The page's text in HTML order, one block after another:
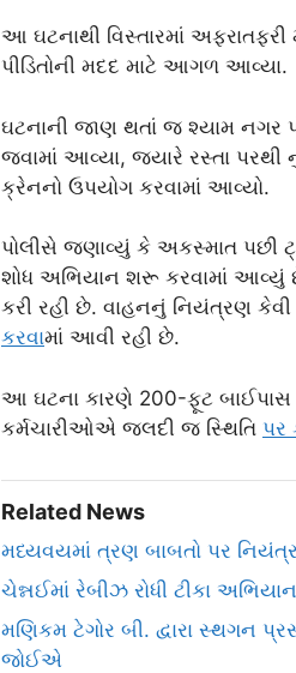
આ ઘટનાથી વિસ્તારમાં અફરાતફરી
પીડિતોની મદદ માટે આગળ આવ્યા.
ઘટનાની જાણ થતાં જ શ્યામ નગર
જવામાં આવ્યા, જ્યારે રસ્તા પરથી
ક્રેનનો ઉપયોગ કરવામાં આવ્યો.
પોલીસે જણાવ્યું કે અકસ્માત પછી
શોધ અભિયાન શરૂ કરવામાં આવ્યું
કરી રહી છે. વાહનનું નિયંત્રણ કેવી
કરવામાં આવી રહી છે.
આ ઘટના કારણે 200-ફૂટ બાઈપાસ
કર્મચારીઓએ જલદી જ સ્થિતિ પર
Related News
મધ્યવયમાં ત્રણ બાબતો પર
ચેન્નઈમાં રેબીઝ રોધી ટીકા
મણિકમ ટેગોર બી. દ્વારા સ્થગન
જોઈએ